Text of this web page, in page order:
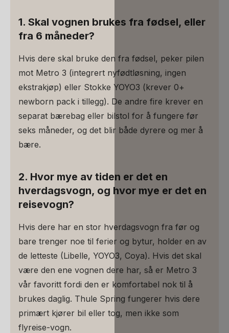
1. Skal vognen brukes fra fødsel, eller
fra 6 måneder?
Hvis dere skal bruke den fra fødsel, peker pilen
mot Metro 3 (integrert nyfødtløsning, ingen
ekstrakjøp) eller Stokke YOYO3 (krever 0+
newborn pack i tillegg). De andre fire krever en
separat bærebag eller bilstol for å fungere før
seks måneder, og det blir både dyrere og mer å
bære.
2. Hvor mye av tiden er det en
hverdagsvogn, og hvor mye er det en
reisevogn?
Hvis dere har en stor hverdagsvogn fra før og
bare trenger noe til ferier og bytur, holder en av
de letteste (Libelle, YOYO3, Coya). Hvis det skal
være den ene vognen dere har, så er Metro 3
vår favoritt fordi den er komfortabel nok til å
brukes daglig. Thule Spring fungerer hvis dere
primært kjører bil eller tog, men ikke som
flyreise-vogn.